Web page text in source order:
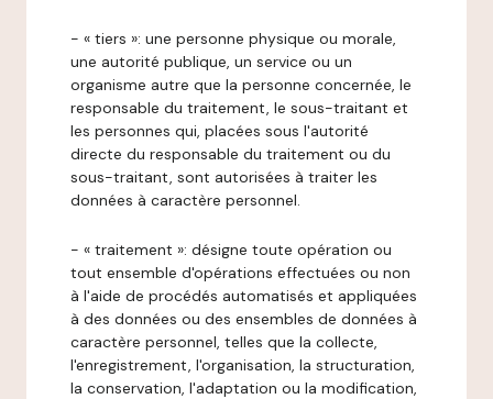
- « tiers »: une personne physique ou morale,
une autorité publique, un service ou un
organisme autre que la personne concernée, le
responsable du traitement, le sous-traitant et
les personnes qui, placées sous l'autorité
directe du responsable du traitement ou du
sous-traitant, sont autorisées à traiter les
données à caractère personnel.
- « traitement »: désigne toute opération ou
tout ensemble d'opérations effectuées ou non
à l'aide de procédés automatisés et appliquées
à des données ou des ensembles de données à
caractère personnel, telles que la collecte,
l'enregistrement, l'organisation, la structuration,
la conservation, l'adaptation ou la modification,